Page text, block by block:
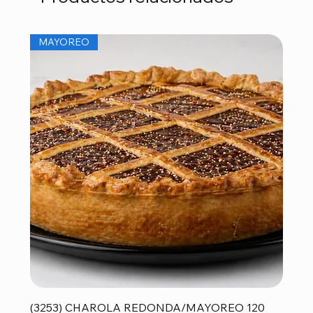
MAYOREO
(3253) CHAROLA REDONDA/MAYOREO 120